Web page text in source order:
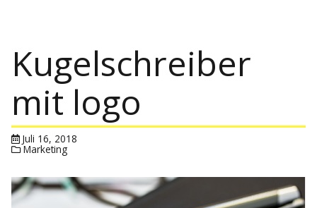
Kugelschreiber
mit logo
Juli 16, 2018
Marketing